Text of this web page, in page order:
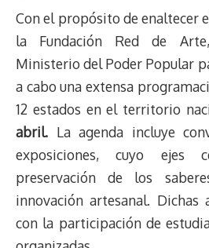
Con el propósito de enaltecer
la Fundación Red de
Ministerio del Poder Popular
a cabo una extensa
12 estados en el territorio
abril. La agenda incluye
exposiciones, cuyo ejes
preservación de los
innovación artesanal. Dichas
con la participación de